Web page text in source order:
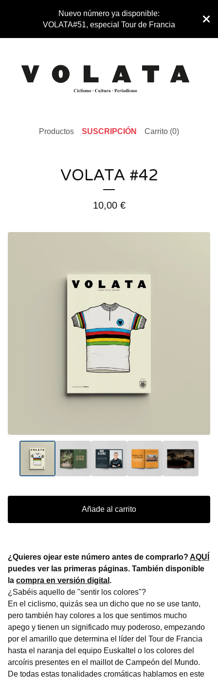
Nuevo número ya disponible:
VOLATA#51, especial Tour de Francia
Productos SUSCRIPCIÓN Carrito (0)
VOLATA #42
10,00 €
Añade al carrito
¿Quieres ojear este número antes de comprarlo? AQUÍ
puedes ver las primeras páginas. También disponible
la compra en versión digital .
¿Sabéis aquello de "sentir los colores"?
En el ciclismo, quizás sea un dicho que no se use tanto,
pero también hay colores a los que sentimos mucho
apego y tienen un significado muy poderoso, empezando
por el amarillo que determina el líder del Tour de Francia
hasta el naranja del equipo Euskaltel o los colores del
arcoíris presentes en el maillot de Campeón del Mundo.
De todas estas tonalidades cromáticas hablamos en este